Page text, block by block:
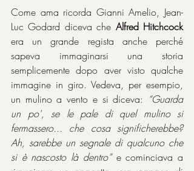
Come ama ricorda Gianni Amelio, Jean-
Luc Godard diceva che Alfred Hitchcock
era un grande regista anche perché
sapeva immaginarsi una storia
semplicemente dopo aver visto qualche
immagine in giro. Vedeva, per esempio,
un mulino a vento e si diceva: “Guarda
un po', se le pale di quel mulino si
fermassero... che cosa significherebbe?
Ah, sarebbe un segnale di qualcuno che
si è nascosto là dentro” e cominciava a